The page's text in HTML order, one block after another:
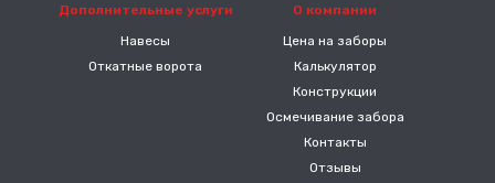
Дополнительные услуги
Навесы
Откатные ворота
О компании
Цена на заборы
Калькулятор
Конструкции
Осмечивание забора
Контакты
Отзывы